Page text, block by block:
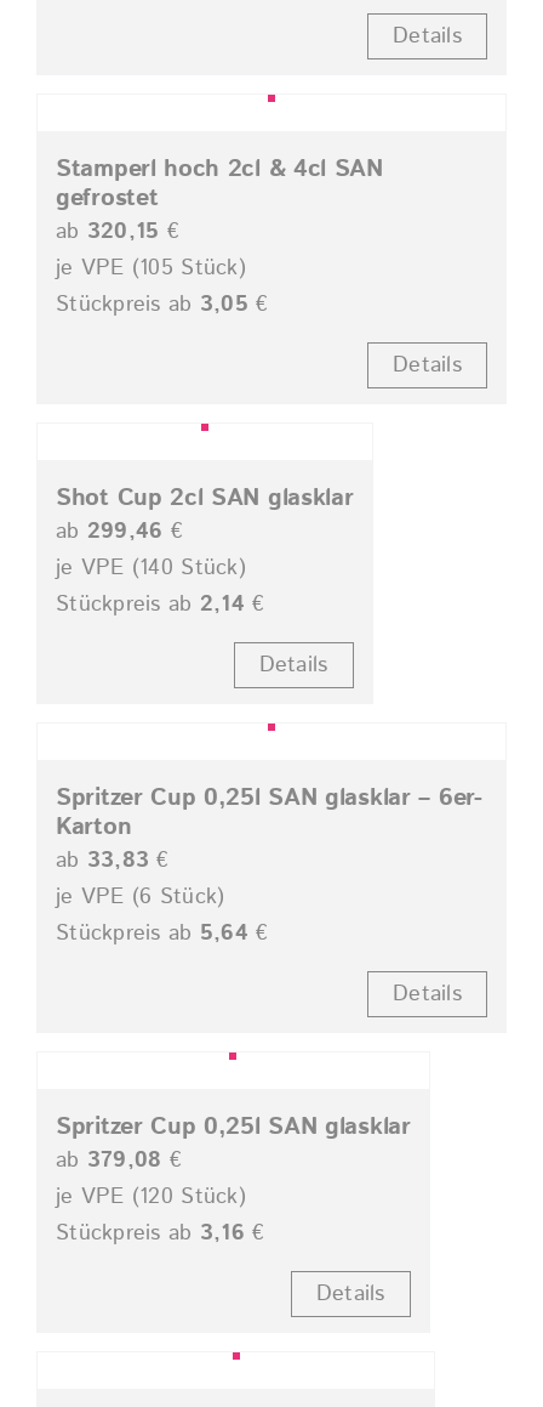
Details
Stamperl hoch 2cl & 4cl SAN
gefrostet
ab 320,15 €
je VPE (105 Stück)
Stückpreis ab 3,05 €
Details
Shot Cup 2cl SAN glasklar
ab 299,46 €
je VPE (140 Stück)
Stückpreis ab 2,14 €
Details
Spritzer Cup 0,25l SAN glasklar – 6er-
Karton
ab 33,83 €
je VPE (6 Stück)
Stückpreis ab 5,64 €
Details
Spritzer Cup 0,25l SAN glasklar
ab 379,08 €
je VPE (120 Stück)
Stückpreis ab 3,16 €
Details